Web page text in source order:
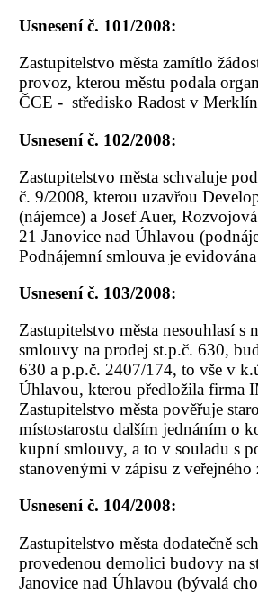
Usnesení č. 101/2008:
Zastupitelstvo města zamítlo
provoz, kterou městu podala
ČCE - středisko Radost v
Usnesení č. 102/2008:
Zastupitelstvo města schvaluje
č. 9/2008, kterou uzavřou
(nájemce) a Josef Auer,
21 Janovice nad Úhlavou
Podnájemní smlouva je
Usnesení č. 103/2008:
Zastupitelstvo města nesouhlasí s
smlouvy na prodej st.p.č. 630,
630 a p.p.č. 2407/174, to vše v
Úhlavou, kterou předložila firma
Zastupitelstvo města pověřuje
místostarostu dalším jednáním o
kupní smlouvy, a to v souladu s
stanovenými v zápisu z veřejného
Usnesení č. 104/2008:
Zastupitelstvo města dodatečně
provedenou demolici budovy na
Janovice nad Úhlavou (bývalá